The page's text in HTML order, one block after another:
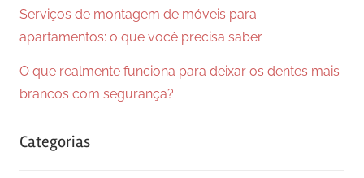
Serviços de montagem de móveis para
apartamentos: o que você precisa saber
O que realmente funciona para deixar os dentes mais
brancos com segurança?
Categorias